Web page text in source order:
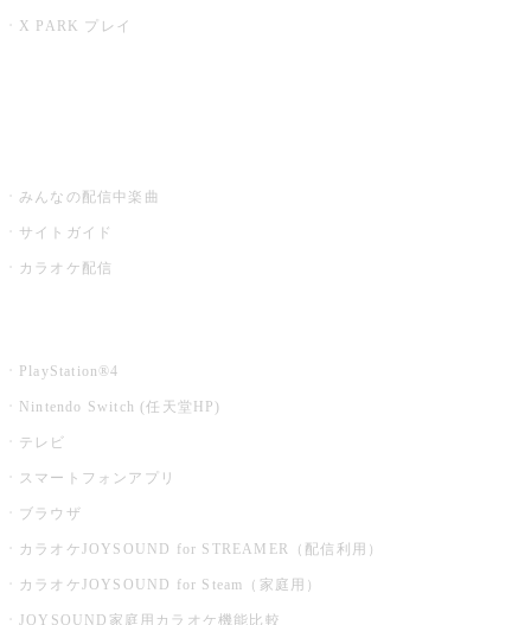
X PARK プレイ
みんなの配信中楽曲
サイトガイド
カラオケ配信
PlayStation®4
Nintendo Switch (任天堂HP)
テレビ
スマートフォンアプリ
ブラウザ
カラオケJOYSOUND for STREAMER（配信利用）
カラオケJOYSOUND for Steam（家庭用）
JOYSOUND家庭用カラオケ機能比較